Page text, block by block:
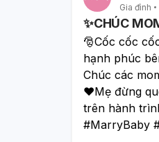
Gia đình
✨CHÚC
🎅Cốc cốc
hạnh phúc
Chúc các
❤️Mẹ đừng
trên hành
#MarryBaby